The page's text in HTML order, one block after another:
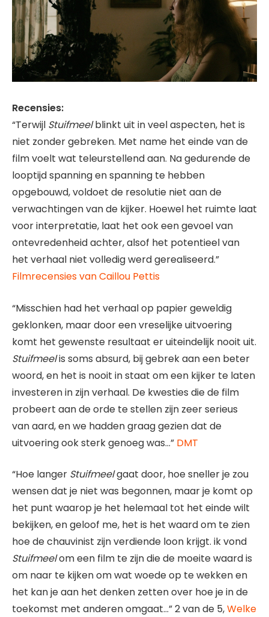
Recensies:
“Terwijl Stuifmeelblinkt uit in veel aspecten, het is
niet zonder gebreken. Met name het einde van de
film voelt wat teleurstellend aan. Na gedurende de
looptijd spanning en spanning te hebben
opgebouwd, voldoet de resolutie niet aan de
verwachtingen van de kijker. Hoewel het ruimte laat
voor interpretatie, laat het ook een gevoel van
ontevredenheid achter, alsof het potentieel van
het verhaal niet volledig werd gerealiseerd.”
Filmrecensies van Caillou Pettis
“Misschien had het verhaal op papier geweldig
geklonken, maar door een vreselijke uitvoering
komt het gewenste resultaat er uiteindelijk nooit uit.
Stuifmeelis soms absurd, bij gebrek aan een beter
woord, en het is nooit in staat om een ​​kijker te laten
investeren in zijn verhaal. De kwesties die de film
probeert aan de orde te stellen zijn zeer serieus
van aard, en we hadden graag gezien dat de
uitvoering ook sterk genoeg was…” DMT
“Hoe langer Stuifmeelgaat door, hoe sneller je zou
wensen dat je niet was begonnen, maar je komt op
het punt waarop je het helemaal tot het einde wilt
bekijken, en geloof me, het is het waard om te zien
hoe de chauvinist zijn verdiende loon krijgt. ik vond
Stuifmeelom een ​​film te zijn die de moeite waard is
om naar te kijken om wat woede op te wekken en
het kan je aan het denken zetten over hoe je in de
toekomst met anderen omgaat…” 2 van de 5,Welke